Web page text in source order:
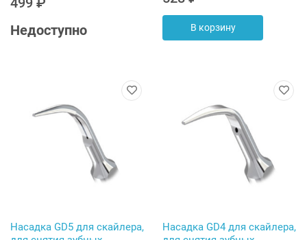
Недоступно
В корзину
Насадка GD5 для скайлера,
Насадка GD4 для скайлера,